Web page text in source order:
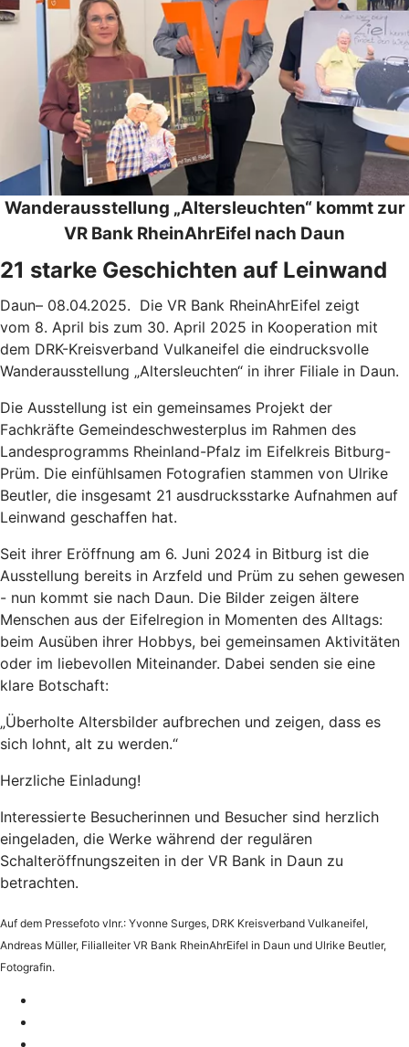
Wanderausstellung „Altersleuchten“ kommt zur
VR Bank RheinAhrEifel nach Daun
21 starke Geschichten auf Leinwand
Daun– 08.04.2025. Die VR Bank RheinAhrEifel zeigt
vom 8. April bis zum 30. April 2025 in Kooperation mit
dem DRK-Kreisverband Vulkaneifel die eindrucksvolle
Wanderausstellung „Altersleuchten“ in ihrer Filiale in Daun.
Die Ausstellung ist ein gemeinsames Projekt der
Fachkräfte Gemeindeschwesterplus im Rahmen des
Landesprogramms Rheinland-Pfalz im Eifelkreis Bitburg-
Prüm. Die einfühlsamen Fotografien stammen von Ulrike
Beutler, die insgesamt 21 ausdrucksstarke Aufnahmen auf
Leinwand geschaffen hat.
Seit ihrer Eröffnung am 6. Juni 2024 in Bitburg ist die
Ausstellung bereits in Arzfeld und Prüm zu sehen gewesen
- nun kommt sie nach Daun. Die Bilder zeigen ältere
Menschen aus der Eifelregion in Momenten des Alltags:
beim Ausüben ihrer Hobbys, bei gemeinsamen Aktivitäten
oder im liebevollen Miteinander. Dabei senden sie eine
klare Botschaft:
„Überholte Altersbilder aufbrechen und zeigen, dass es
sich lohnt, alt zu werden.“
Herzliche Einladung!
Interessierte Besucherinnen und Besucher sind herzlich
eingeladen, die Werke während der regulären
Schalteröffnungszeiten in der VR Bank in Daun zu
betrachten.
Auf dem Pressefoto vlnr.: Yvonne Surges, DRK Kreisverband Vulkaneifel,
Andreas Müller, Filialleiter VR Bank RheinAhrEifel in Daun und Ulrike Beutler,
Fotografin.